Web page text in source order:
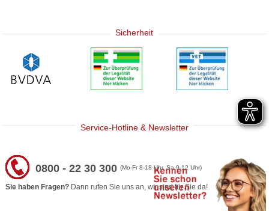
Sicherheit
Service-Hotline & Newsletter
0800 - 22 30 300(Mo-Fr 8-18 Uhr, Sa 9-12 Uhr)
Sie haben Fragen? Dann rufen Sie uns an, wir sind für Sie da!